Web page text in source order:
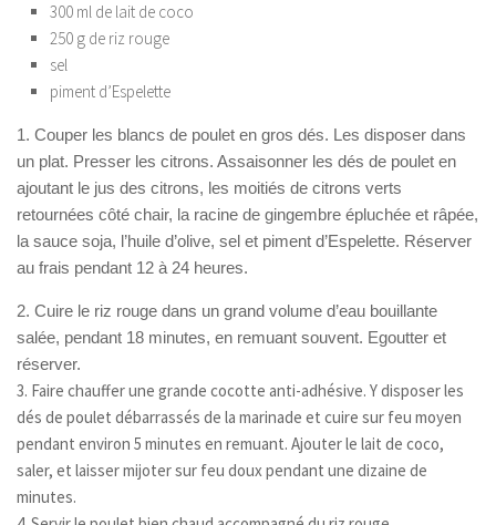
300 ml de lait de coco
250 g de riz rouge
sel
piment d’Espelette
1. Couper les blancs de poulet en gros dés. Les disposer dans
un plat. Presser les citrons. Assaisonner les dés de poulet en
ajoutant le jus des citrons, les moitiés de citrons verts
retournées côté chair, la racine de gingembre épluchée et râpée,
la sauce soja, l’huile d’olive, sel et piment d’Espelette. Réserver
au frais pendant 12 à 24 heures.
2. Cuire le riz rouge dans un grand volume d’eau bouillante
salée, pendant 18 minutes, en remuant souvent. Egoutter et
réserver.
3. Faire chauffer une grande cocotte anti-adhésive. Y disposer les
dés de poulet débarrassés de la marinade et cuire sur feu moyen
pendant environ 5 minutes en remuant. Ajouter le lait de coco,
saler, et laisser mijoter sur feu doux pendant une dizaine de
minutes.